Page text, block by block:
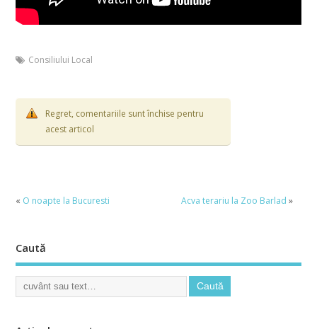
Consiliului Local
Regret, comentariile sunt închise pentru
acest articol
« O noapte la Bucuresti Acva terariu la Zoo Barlad »
Caută